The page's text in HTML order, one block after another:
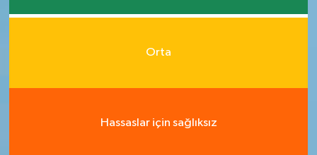
Orta
Hassaslar için sağlıksız